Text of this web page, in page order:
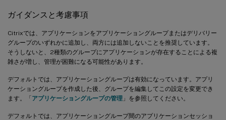
ガイダンスと考慮事項
Citrixでは、アプリケーションをアプリケーショングループまたはデリバリー
グループのいずれかに追加し、両方には追加しないことを推奨しています。
そうしないと、2種類のグループにアプリケーションが存在することによる複
雑さが増し、管理が困難になる可能性があります。
デフォルトでは、アプリケーショングループは有効になっています。アプリ
ケーショングループを作成した後、グループを編集してこの設定を変更でき
ます。「アプリケーショングループの管理 」を参照してください。
デフォルトでは、アプリケーショングループ間のアプリケーションセッショ